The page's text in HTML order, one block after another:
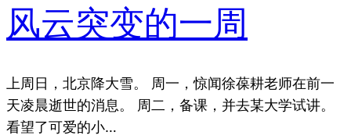
风云突变的一周
上周日，北京降大雪。 周一，惊闻徐葆耕老师在前一
天凌晨逝世的消息。 周二，备课，并去某大学试讲。
看望了可爱的小…